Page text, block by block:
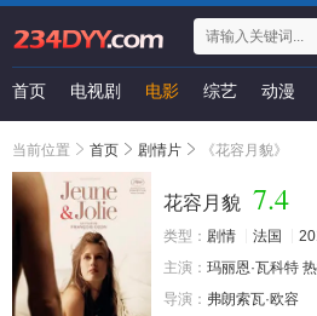
首页 电视剧 电影 综艺 动漫
当前位置 首页 剧情片 《花容月貌》
花容月貌 7.4
类型： 剧情 法国
主演： 玛丽恩·瓦科特
导演： 弗朗索瓦·欧容